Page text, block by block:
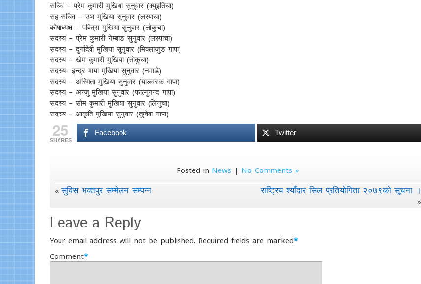
सचिव – प्रेम कुमारी मुखिया सुनुवार (क्युइतिचा)
सह सचिव – उषा मुखिया सुनुवार (लस्पाचा)
कोषाध्यक्ष – पवित्रा मुखिया सुनुवार (लोकुचा)
सदस्य – प्रेम कुमारी नेम्बाङ सुनुवार (लस्पाचा)
सदस्य – दुर्गादेवी मुखिया सुनुवार (मिक्लाजुङ गापा)
सदस्य – खेम कुमारी मुखिया (तोकुचा)
सदस्य- इन्द्र माया मुखिया सुनुवार (नमाडे)
सदस्य – अस्मिता मुखिया सुनुवार (याङवरक गापा)
सदस्य – अन्जु मुखिया सुनुवार (फाल्गुनन्द गापा)
सदस्य – सोम कुमारी मुखिया सुनुवार (लिनुचा)
सदस्य – आकृति मुखिया सुनुवार (तुम्वेवा गापा)
25
SHARES
Facebook Twitter
Posted in News | No Comments »
«सुविस भक्तपुर सम्मेलन सम्पन्न राष्ट्रिय श्याँदार सिल प्रतियोगिता २०७९को सूचना ।
»
Leave a Reply
Your email address will not be published. Required fields are marked*
Comment*